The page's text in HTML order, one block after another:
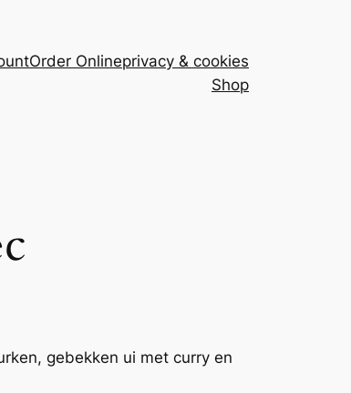
Order Onlineprivacy & cookies
Shop
gebekken ui met curry en